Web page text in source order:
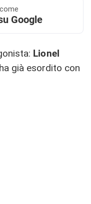
Google
Lionel
già esordito con